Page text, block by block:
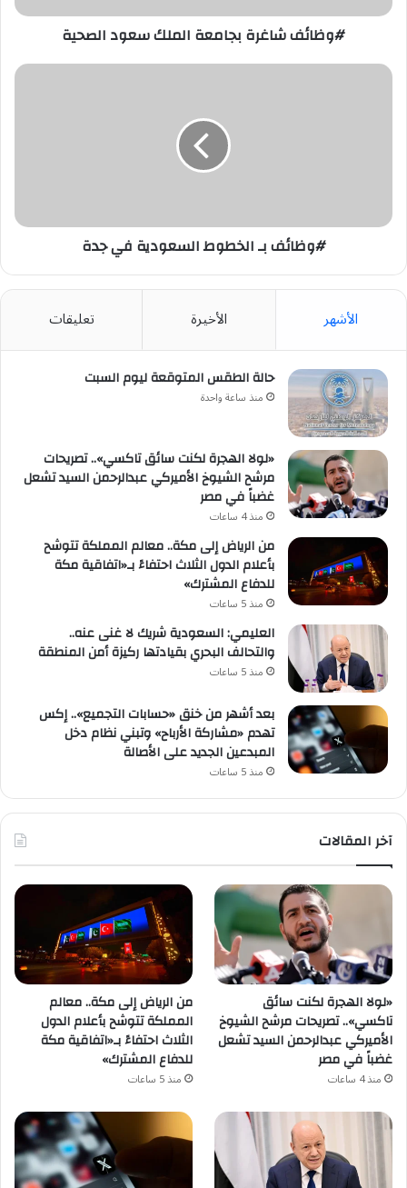
#وظائف شاغرة بجامعة الملك سعود الصحية
#وظائف
#وظائف بـ الخطوط السعودية في جدة
الأشهر الأخيرة تعليقات
حالة الطقس المتوقعة ليوم السبت
منذ ساعة واحدة
«لولا الهجرة لكنت سائق تاكسي».. تصريحات
مرشح الشيوخ الأميركي عبدالرحمن السيد تشعل
غضباً في مصر
منذ 4 ساعات
من الرياض إلى مكة.. معالم المملكة تتوشح
بأعلام الدول الثلاث احتفاءً بـ«اتفاقية مكة
للدفاع المشترك»
منذ 5 ساعات
العليمي: السعودية شريك لا غنى عنه..
والتحالف البحري بقيادتها ركيزة أمن المنطقة
منذ 5 ساعات
بعد أشهر من خنق «حسابات التجميع».. إكس
تهدم «مشاركة الأرباح» وتبني نظام دخل
المبدعين الجديد على الأصالة
منذ 5 ساعات
آخر المقالات
«لولا الهجرة لكنت سائق
تاكسي».. تصريحات مرشح الشيوخ
الأميركي عبدالرحمن السيد تشعل
غضباً في مصر
منذ 4 ساعات
من الرياض إلى مكة.. معالم
المملكة تتوشح بأعلام الدول
الثلاث احتفاءً بـ«اتفاقية مكة
للدفاع المشترك»
منذ 5 ساعات